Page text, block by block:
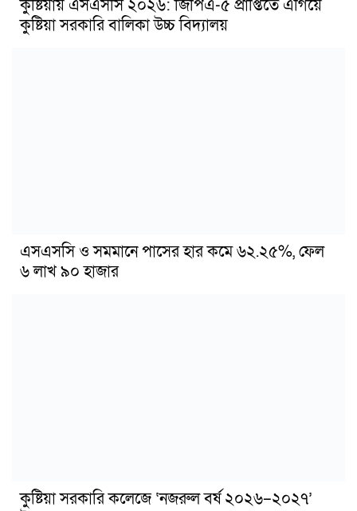
কুষ্টিয়ায় এসএসসি ২০২৬: জিপিএ-৫ প্রাপ্তিতে এগিয়ে
কুষ্টিয়া সরকারি বালিকা উচ্চ বিদ্যালয়
এসএসসি ও সমমানে পাসের হার কমে ৬২.২৫%, ফেল
৬ লাখ ৯০ হাজার
কুষ্টিয়া সরকারি কলেজে ‘নজরুল বর্ষ ২০২৬–২০২৭’